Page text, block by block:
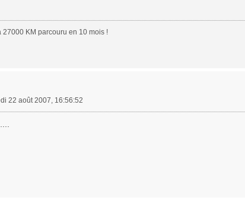
KM parcouru en 10 mois !
22 août 2007, 16:56:52